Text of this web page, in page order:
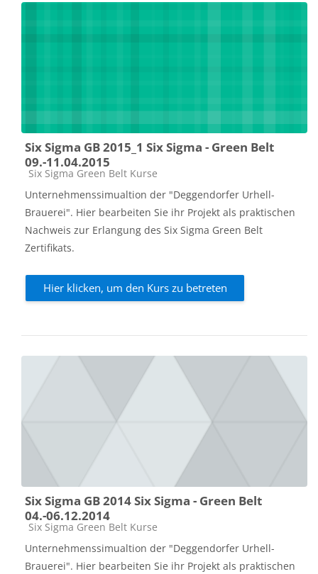
Six Sigma GB 2015_1 Six Sigma - Green Belt
09.-11.04.2015
Kursbereich
Six Sigma Green Belt Kurse
Unternehmenssimualtion der "Deggendorfer Urhell-
Brauerei". Hier bearbeiten Sie ihr Projekt als praktischen
Nachweis zur Erlangung des Six Sigma Green Belt
Zertifikats.
Hier klicken, um den Kurs zu betreten
Six Sigma GB 2014 Six Sigma - Green Belt
04.-06.12.2014
Kursbereich
Six Sigma Green Belt Kurse
Unternehmenssimualtion der "Deggendorfer Urhell-
Brauerei". Hier bearbeiten Sie ihr Projekt als praktischen